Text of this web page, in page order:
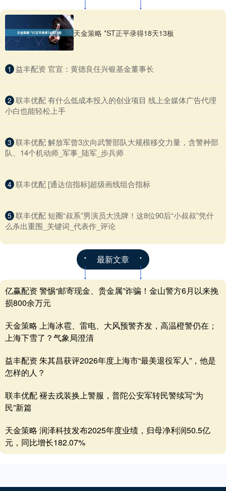
天金策略 *ST正平录得18天13板
1 ​益丰配资 官宣：黄德良任兴银基金董事长
2 ​联丰优配 有什么低成本投入的创业项目 线上全媒体广告代理
小白也能轻松上手
3 ​联丰优配 解放军曾3次向武警部队大规模移交力量，含警种部
队、14个机动师_军事_陆军_步兵师
4 ​联丰优配 [通达信指标]超级画线组合指标
5 ​联丰优配 短圈“叔系”男演员大洗牌！这8位90后“小叔叔”凭什
么杀出重围_关键词_代表作_评论
最新文章
亿赢配资 警惕“邮寄现金、贵金属”诈骗！金山警方6月以来挽
损800余万元
天金策略 上海冰雹、雷电、大风预警齐发，高温橙警仍在；
上海下雪了？气象局澄清
益丰配资 朱其昌获评2026年度上海市“最美退役军人”，他是
怎样的人？
联丰优配 褪去戎装换上警服，普陀公安军转民警续写“为
民”新篇
天金策略 润泽科技发布2025年度业绩，归母净利润50.5亿
元，同比增长182.07%